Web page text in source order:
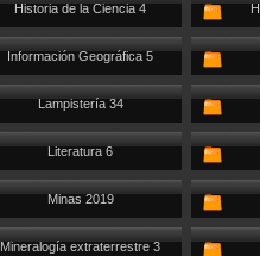
Historia de la Ciencia 4
Información Geográfica 5
Lampistería 34
Literatura 6
Minas 2019
Mineralogía extraterrestre 3